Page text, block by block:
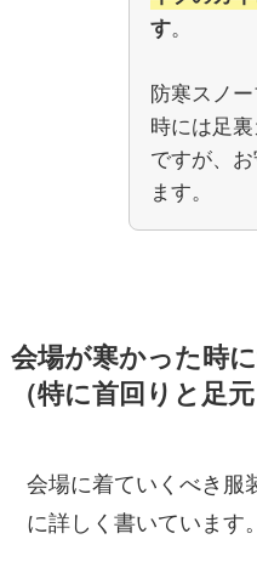
す。
防寒スノ
時には足
ですが、
ます。
会場が寒かった時
（特に首回りと足元
会場に着ていくべき服
に詳しく書いています。